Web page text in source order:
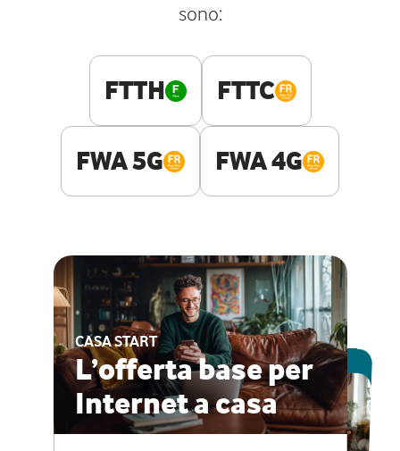
sono:
FTTH FTTC
FWA 5G FWA 4G
CASA START
L’offerta base per
Internet a casa
ESCLUSIVA ONLINE
CASA PRO